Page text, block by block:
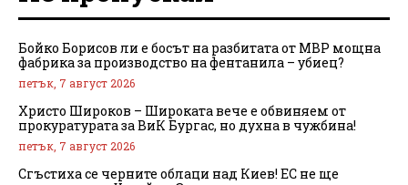
Бойко Борисов ли е босът на разбитата от МВР мощна
фабрика за производство на фентанила – убиец?
петък, 7 август 2026
Христо Широков – Широката вече е обвиняем от
прокуратурата за ВиК Бургас, но духна в чужбина!
петък, 7 август 2026
Сгъстиха се черните облаци над Киев! ЕС не ще